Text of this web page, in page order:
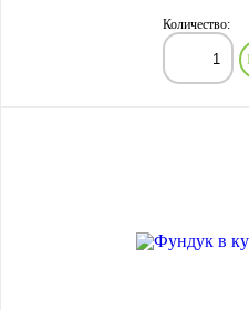
Количество: